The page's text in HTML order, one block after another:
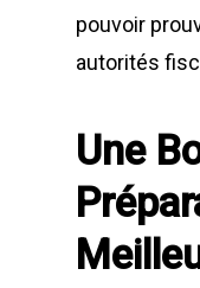
pouvoir
autorités
Une